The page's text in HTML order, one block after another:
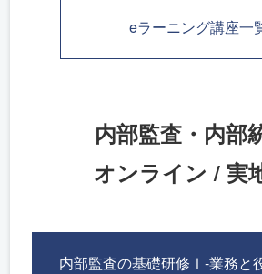
eラーニング講座一
内部監査・内部
オンライン / 実
内部監査の基礎研修Ⅰ-業務と